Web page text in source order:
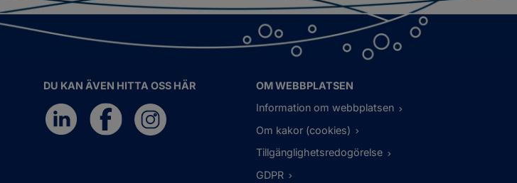
DU KAN ÄVEN HITTA OSS HÄR
OM WEBBPLATSEN
Information om webbplatsen
Om kakor (cookies)
Tillgänglighetsredogörelse
GDPR